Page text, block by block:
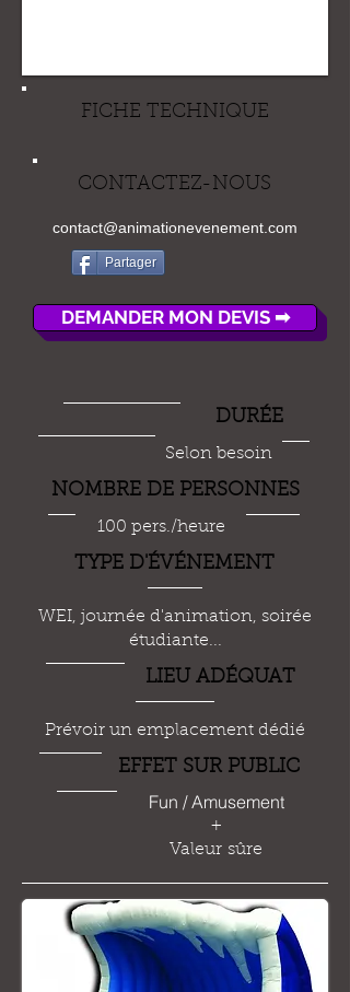
FICHE TECHNIQUE
CONTACTEZ-NOUS
contact@animationevenement.com
Partager
DEMANDER MON DEVIS ➡
DURÉE
Selon besoin
NOMBRE DE PERSONNES
100 pers./heure
TYPE D'ÉVÉNEMENT
WEI, journée d'animation, soirée
étudiante...
LIEU ADÉQUAT
Prévoir un emplacement dédié
EFFET SUR PUBLIC
Fun / Amusement
+
Valeur sûre